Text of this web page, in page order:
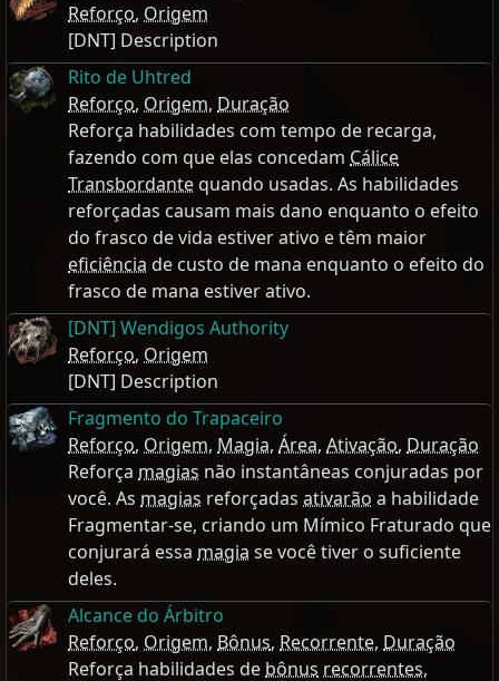
Reforço, Origem
[DNT] Description
Rito de Uhtred
Reforço, Origem, Duração
Reforça habilidades com tempo de recarga,
fazendo com que elas concedam Cálice
Transbordantequando usadas. As habilidades
reforçadas causam mais dano enquanto o efeito
do frasco de vida estiver ativo e têm maior
eficiência de custo de mana enquanto o efeito do
frasco de mana estiver ativo.
[DNT] Wendigos Authority
Reforço, Origem
[DNT] Description
Fragmento do Trapaceiro
Reforço, Origem, Magia, Área, Ativação, Duração
Reforça magias não instantâneas conjuradas por
você. As magias reforçadas ativarão a habilidade
Fragmentar-se, criando um Mímico Fraturado que
conjurará essa magia se você tiver o suficiente
deles.
Alcance do Árbitro
Reforço, Origem, Bônus, Recorrente, Duração
Reforça habilidades de bônus recorrentes,